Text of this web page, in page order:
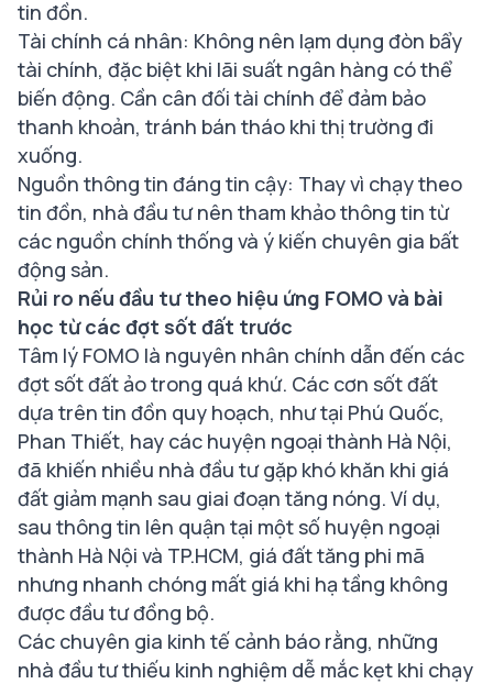
tin đồn.
Tài chính cá nhân: Không nên lạm dụng đòn bẩy
tài chính, đặc biệt khi lãi suất ngân hàng có thể
biến động. Cần cân đối tài chính để đảm bảo
thanh khoản, tránh bán tháo khi thị trường đi
xuống.
Nguồn thông tin đáng tin cậy: Thay vì chạy theo
tin đồn, nhà đầu tư nên tham khảo thông tin từ
các nguồn chính thống và ý kiến chuyên gia bất
động sản.
Rủi ro nếu đầu tư theo hiệu ứng FOMO và bài
học từ các đợt sốt đất trước
Tâm lý FOMO là nguyên nhân chính dẫn đến các
đợt sốt đất ảo trong quá khứ. Các cơn sốt đất
dựa trên tin đồn quy hoạch, như tại Phú Quốc,
Phan Thiết, hay các huyện ngoại thành Hà Nội,
đã khiến nhiều nhà đầu tư gặp khó khăn khi giá
đất giảm mạnh sau giai đoạn tăng nóng. Ví dụ,
sau thông tin lên quận tại một số huyện ngoại
thành Hà Nội và TP.HCM, giá đất tăng phi mã
nhưng nhanh chóng mất giá khi hạ tầng không
được đầu tư đồng bộ.
Các chuyên gia kinh tế cảnh báo rằng, những
nhà đầu tư thiếu kinh nghiệm dễ mắc kẹt khi chạy